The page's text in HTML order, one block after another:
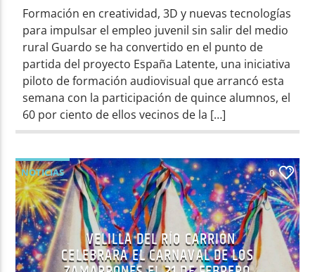
Formación en creatividad, 3D y nuevas tecnologías
para impulsar el empleo juvenil sin salir del medio
rural Guardo se ha convertido en el punto de
partida del proyecto España Latente, una iniciativa
piloto de formación audiovisual que arrancó esta
semana con la participación de quince alumnos, el
60 por ciento de ellos vecinos de la […]
NOTICIAS 0
VELILLA DEL RÍO CARRIÓN
CELEBRARÁ EL CARNAVAL DE LOS